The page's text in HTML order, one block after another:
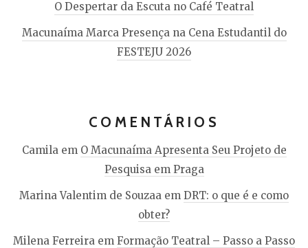
O Despertar da Escuta no Café Teatral
Macunaíma Marca Presença na Cena Estudantil do
FESTEJU 2026
COMENTÁRIOS
Camilaem O Macunaíma Apresenta Seu Projeto de
Pesquisa em Praga
Marina Valentim de Souzaa em DRT: o que é e como
obter?
Milena Ferreira em Formação Teatral – Passo a Passo